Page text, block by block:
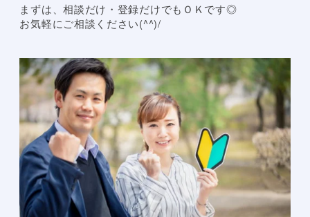
まずは、相談だけ・登録だけでもＯＫです◎
お気軽にご相談ください(^^)/